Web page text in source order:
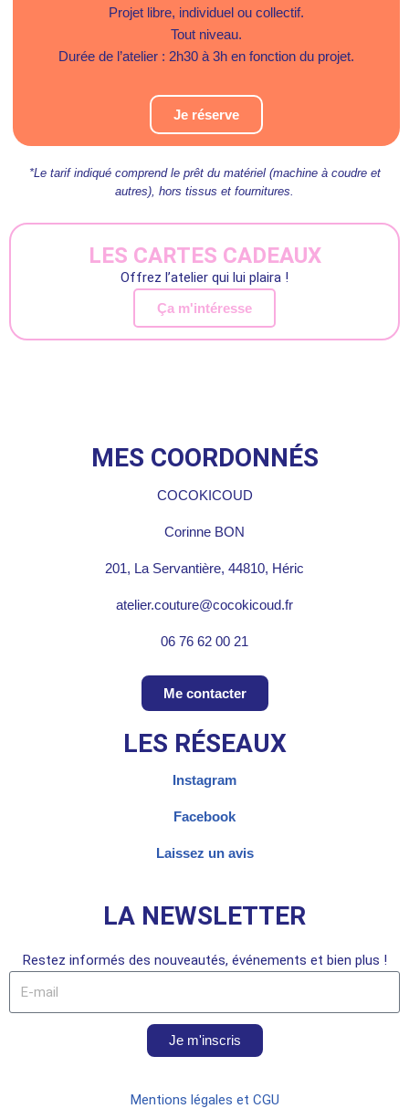
Projet libre, individuel ou collectif.
Tout niveau.
Durée de l’atelier : 2h30 à 3h en fonction du projet.
Je réserve
*Le tarif indiqué comprend le prêt du matériel (machine à coudre et
autres), hors tissus et fournitures.
LES CARTES CADEAUX
Offrez l’atelier qui lui plaira !
Ça m'intéresse
MES COORDONNÉS
COCOKICOUD
Corinne BON
201, La Servantière, 44810, Héric
atelier.couture@cocokicoud.fr
06 76 62 00 21
Me contacter
LES RÉSEAUX
Instagram
Facebook
Laissez un avis
LA NEWSLETTER
Restez informés des nouveautés, événements et bien plus !
Je m'inscris
Mentions légales et CGU